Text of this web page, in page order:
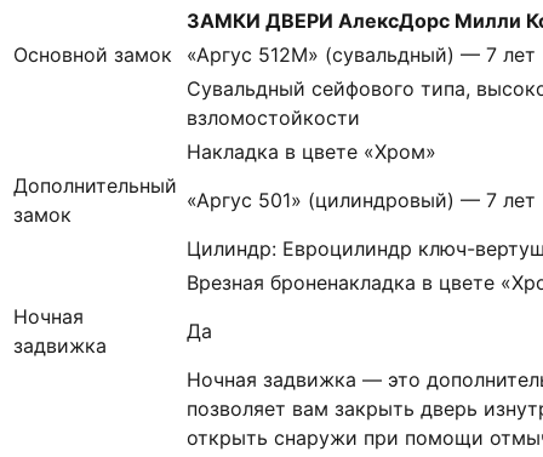
ЗАМКИ ДВЕРИ АлексДорс Милли
Основной замок
«Аргус 512М» (сувальдный) — 7 лет
Сувальдный сейфового типа,
взломостойкости
Накладка в цвете «Хром»
Дополнительный
замок
«Аргус 501» (цилиндровый) — 7 лет
Цилиндр: Евроцилиндр ключ-
Врезная броненакладка в цвете
Ночная
задвижка
Да
Ночная задвижка — это
позволяет вам закрыть дверь
открыть снаружи при помощи